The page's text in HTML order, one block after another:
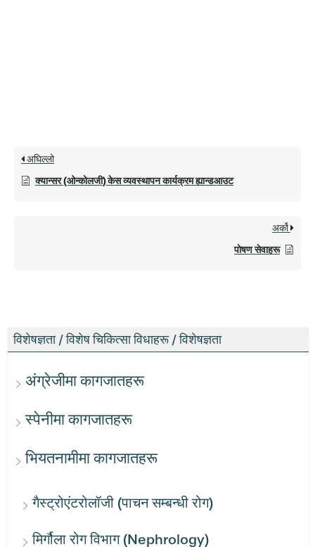
विशेषज्ञता / विशेष चिकित्सा विधाहरू / विशेषज्ञता
अंग्रेजीमा कागजातहरू
स्पेनीमा कागजातहरू
भियतनामीमा कागजातहरू
गैस्ट्रोएंटरोलॉजी (पाचन सम्बन्धी रोग)
मिर्गौला रोग विभाग (Nephrology)
अघिल्लो
क्यान्सर (ओन्कोलजी) केस व्यवस्थापन कार्यक्रम ह्यान्डआउट
अर्को
पोषण सेवाहरू